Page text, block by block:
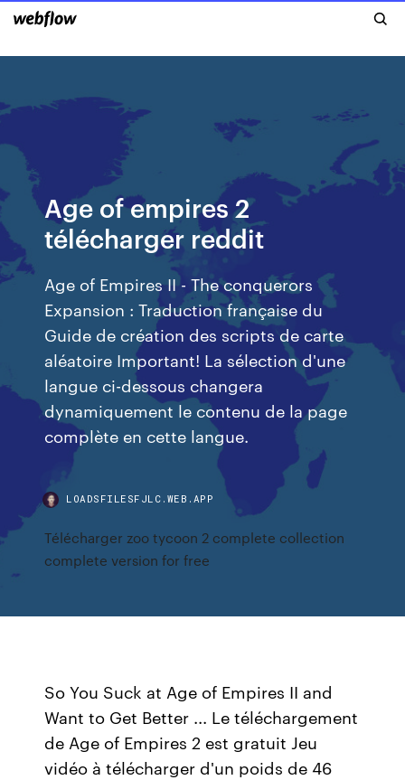
Age of empires 2
télécharger reddit
Age of Empires II - The conquerors
Expansion : Traduction française du
Guide de création des scripts de carte
aléatoire Important! La sélection d'une
langue ci-dessous changera
dynamiquement le contenu de la page
complète en cette langue.
LOADSFILESFJLC.WEB.APP
Télécharger zoo tycoon 2 complete collection
complete version for free
So You Suck at Age of Empires II and
Want to Get Better ... Le téléchargement
de Age of Empires 2 est gratuit Jeu
vidéo à télécharger d'un poids de 46